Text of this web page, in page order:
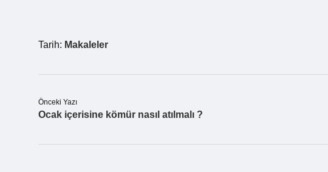
Tarih: Makaleler
Önceki Yazı
Ocak içerisine kömür nasıl atılmalı ?